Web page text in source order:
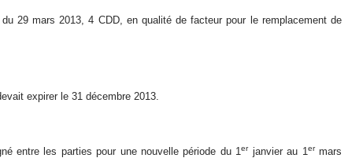
29 mars 2013, 4 CDD, en qualité de facteur pour le remplacement de
expirer le 31 décembre 2013.
entre les parties pour une nouvelle période du 1erjanvier au 1ermars